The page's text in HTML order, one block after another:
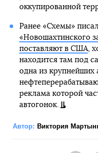
оккупированной
Ранее «Схемы»
«Новошахтинского
поставляют в США,
находится там под
одна из крупнейших
реклама которой
автогонок.
Автор: Виктория